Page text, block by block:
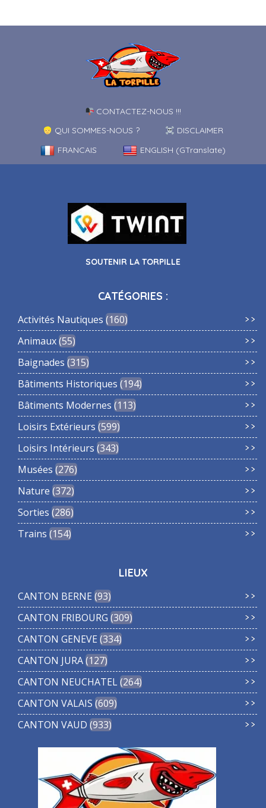
CONTACTEZ-NOUS !!!
QUI SOMMES-NOUS ?
DISCLAIMER
FRANCAIS
ENGLISH (GTranslate)
SOUTENIR LA TORPILLE
CATÉGORIES :
Activités Nautiques 160
Animaux 55
Baignades 315
Bâtiments Historiques 194
Bâtiments Modernes 113
Loisirs Extérieurs 599
Loisirs Intérieurs 343
Musées 276
Nature 372
Sorties 286
Trains 154
LIEUX
CANTON BERNE 93
CANTON FRIBOURG 309
CANTON GENEVE 334
CANTON JURA 127
CANTON NEUCHATEL 264
CANTON VALAIS 609
CANTON VAUD 933